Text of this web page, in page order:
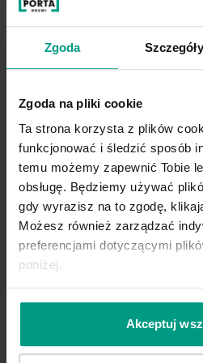
Zgoda Szczegóły
Zgoda na pliki cookie
Ta strona korzysta z plików
funkcjonować i śledzić sposób
temu możemy zapewnić Tobie
obsługę. Będziemy używać
gdy wyrazisz na to zgodę,
Możesz również zarządzać
preferencjami dotyczącymi
poniżej.
Akceptuj
Wygodny wybór
Kupuj WYGODNIE w
PORTA
rozwiązania do
wybierzesz.
DO TEJ